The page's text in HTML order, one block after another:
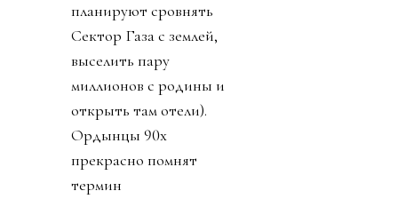
планируют сровнять
Сектор Газа с землей,
выселить пару
миллионов с родины и
открыть там отели).
Ордынцы 90х
прекрасно помнят
термин